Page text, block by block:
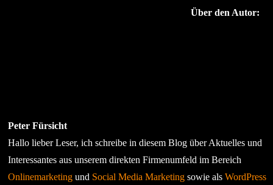
Über den Autor:
Peter Fürsicht
Hallo lieber Leser, ich schreibe in diesem Blog über Aktuelles und
Interessantes aus unserem direkten Firmenumfeld im Bereich
Onlinemarketing und Social Media Marketing sowie alsWordPress